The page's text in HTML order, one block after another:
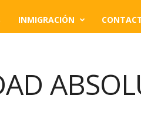
INMIGRACIÓN